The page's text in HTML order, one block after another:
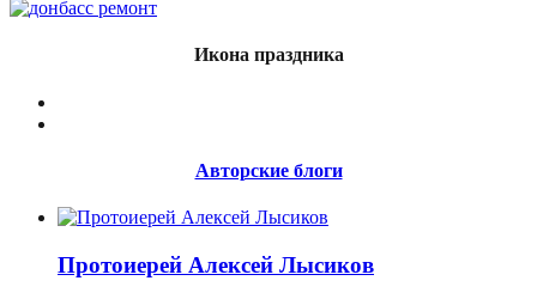
Икона праздника
Авторские блоги
Протоиерей Алексей Лысиков